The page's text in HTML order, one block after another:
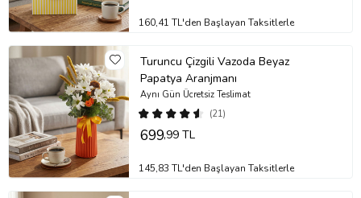
160,41 TL'den Başlayan Taksitlerle
Turuncu Çizgili Vazoda Beyaz
Papatya Aranjmanı
(21)
Aynı Gün Ücretsiz Teslimat
699,99 TL
145,83 TL'den Başlayan Taksitlerle